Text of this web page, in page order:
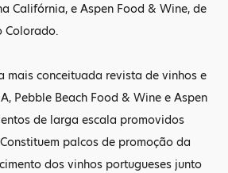
Califórnia, e Aspen Food & Wine, de
Colorado.
mais conceituada revista de vinhos e
Pebble Beach Food & Wine e Aspen
de larga escala promovidos
palcos de promoção da
dos vinhos portugueses junto